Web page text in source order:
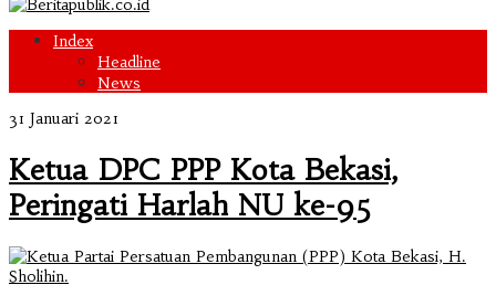
Index
Headline
News
31 Januari 2021
Ketua DPC PPP Kota Bekasi,
Peringati Harlah NU ke-95